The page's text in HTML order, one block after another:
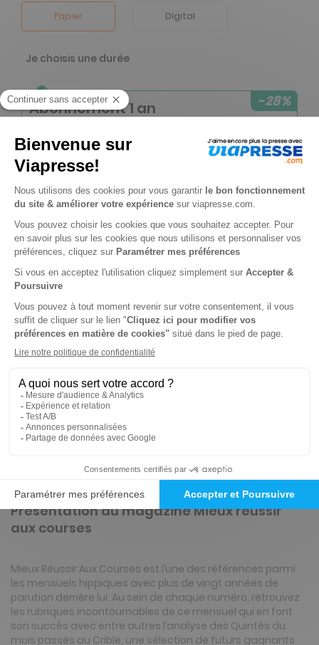
Papier Digital
Je choisis une durée
-28%
Abonnement 1 an
42€50 58€80
Tarif France métropolitaine
Renouvellement à date d’anniversaire
-15%
Abonnement 6 mois
6 n° • Papier + Version digitale offerte
25€50
Tarif France métropolitaine
Renouvellement à date d’anniversaire
Abonnement Durée libre
Papier + Version digitale offerte
2€45 Tarif Kiosque :
Prix par n° pendant 6 mois, puis 4,50 € par n°
Présentation du magazine Mieux réussir
aux courses
Mieux Réussir Aux Courses est l’une des références parmi
les mensuels hippiques avec plus de vingt années de
parution derrière lui. Au sein de chaque numéro, retrouvez
les rubriques incontournables de ce mensuel qui en font
son succès avec entre autres l’analyse des Quintés du
mois passés au Crible, une sélection de futurs gagnants